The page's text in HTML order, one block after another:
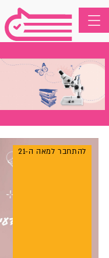
להתחבר למאה ה-21